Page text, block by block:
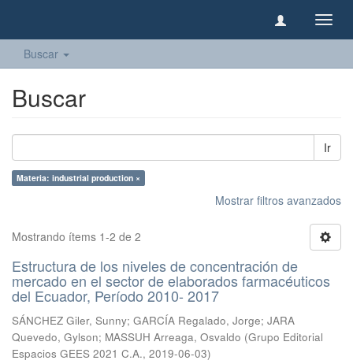
Buscar
Buscar
Ir
Materia: industrial production ×
Mostrar filtros avanzados
Mostrando ítems 1-2 de 2
Estructura de los niveles de concentración de
mercado en el sector de elaborados farmacéuticos
del Ecuador, Período 2010- 2017
SÁNCHEZ Giler, Sunny; GARCÍA Regalado, Jorge; JARA
Quevedo, Gylson; MASSUH Arreaga, Osvaldo (Grupo Editorial
Espacios GEES 2021 C.A., 2019-06-03)